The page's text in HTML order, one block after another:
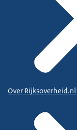
Over Rijksoverheid.nl